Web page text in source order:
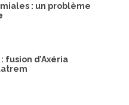
: un problème
fusion d’Axéria